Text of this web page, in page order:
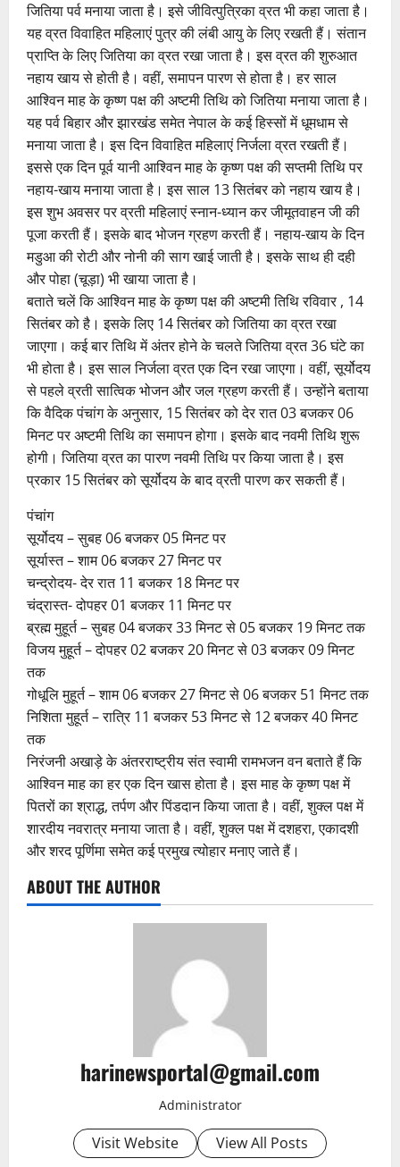
जितिया पर्व मनाया जाता है। इसे जीवित्पुत्रिका व्रत भी कहा जाता है।
यह व्रत विवाहित महिलाएं पुत्र की लंबी आयु के लिए रखती हैं। संतान
प्राप्ति के लिए जितिया का व्रत रखा जाता है। इस व्रत की शुरुआत
नहाय खाय से होती है। वहीं, समापन पारण से होता है। हर साल
आश्विन माह के कृष्ण पक्ष की अष्टमी तिथि को जितिया मनाया जाता है।
यह पर्व बिहार और झारखंड समेत नेपाल के कई हिस्सों में धूमधाम से
मनाया जाता है। इस दिन विवाहित महिलाएं निर्जला व्रत रखती हैं।
इससे एक दिन पूर्व यानी आश्विन माह के कृष्ण पक्ष की सप्तमी तिथि पर
नहाय-खाय मनाया जाता है। इस साल 13 सितंबर को नहाय खाय है।
इस शुभ अवसर पर व्रती महिलाएं स्नान-ध्यान कर जीमूतवाहन जी की
पूजा करती हैं। इसके बाद भोजन ग्रहण करती हैं। नहाय-खाय के दिन
मडुआ की रोटी और नोनी की साग खाई जाती है। इसके साथ ही दही
और पोहा (चूड़ा) भी खाया जाता है।
बताते चलें कि आश्विन माह के कृष्ण पक्ष की अष्टमी तिथि रविवार , 14
सितंबर को है। इसके लिए 14 सितंबर को जितिया का व्रत रखा
जाएगा। कई बार तिथि में अंतर होने के चलते जितिया व्रत 36 घंटे का
भी होता है। इस साल निर्जला व्रत एक दिन रखा जाएगा। वहीं, सूर्योदय
से पहले व्रती सात्विक भोजन और जल ग्रहण करती हैं। उन्होंने बताया
कि वैदिक पंचांग के अनुसार, 15 सितंबर को देर रात 03 बजकर 06
मिनट पर अष्टमी तिथि का समापन होगा। इसके बाद नवमी तिथि शुरू
होगी। जितिया व्रत का पारण नवमी तिथि पर किया जाता है। इस
प्रकार 15 सितंबर को सूर्योदय के बाद व्रती पारण कर सकती हैं।
पंचांग
सूर्योदय – सुबह 06 बजकर 05 मिनट पर
सूर्यास्त – शाम 06 बजकर 27 मिनट पर
चन्द्रोदय- देर रात 11 बजकर 18 मिनट पर
चंद्रास्त- दोपहर 01 बजकर 11 मिनट पर
ब्रह्म मुहूर्त – सुबह 04 बजकर 33 मिनट से 05 बजकर 19 मिनट तक
विजय मुहूर्त – दोपहर 02 बजकर 20 मिनट से 03 बजकर 09 मिनट
तक
गोधूलि मुहूर्त – शाम 06 बजकर 27 मिनट से 06 बजकर 51 मिनट तक
निशिता मुहूर्त – रात्रि 11 बजकर 53 मिनट से 12 बजकर 40 मिनट
तक
निरंजनी अखाड़े के अंतरराष्ट्रीय संत स्वामी रामभजन वन बताते हैं कि
आश्विन माह का हर एक दिन खास होता है। इस माह के कृष्ण पक्ष में
पितरों का श्राद्ध, तर्पण और पिंडदान किया जाता है। वहीं, शुक्ल पक्ष में
शारदीय नवरात्र मनाया जाता है। वहीं, शुक्ल पक्ष में दशहरा, एकादशी
और शरद पूर्णिमा समेत कई प्रमुख त्योहार मनाए जाते हैं।
ABOUT THE AUTHOR
harinewsportal@gmail.com
Administrator
Visit Website View All Posts